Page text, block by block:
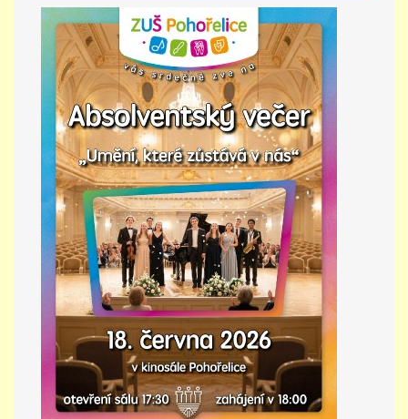
KONTAKTY
PŘÍMĚSTSKÝ TÁBOR
MISS VÝTVARNÝ MODEL
ZAMĚSTNÁNÍ
DOTACE
GDPR
ZUŠ Pohořelice
Školní 462